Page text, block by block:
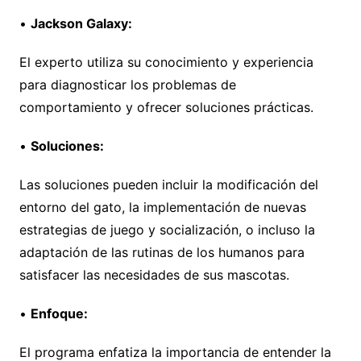
• Jackson Galaxy:
El experto utiliza su conocimiento y experiencia
para diagnosticar los problemas de
comportamiento y ofrecer soluciones prácticas.
• Soluciones:
Las soluciones pueden incluir la modificación del
entorno del gato, la implementación de nuevas
estrategias de juego y socialización, o incluso la
adaptación de las rutinas de los humanos para
satisfacer las necesidades de sus mascotas.
• Enfoque:
El programa enfatiza la importancia de entender la